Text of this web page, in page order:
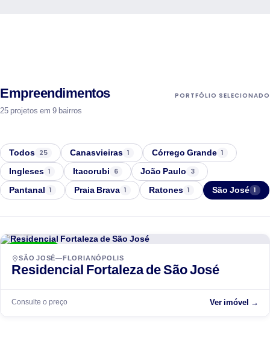
Empreendimentos
25 projetos em 9 bairros
PORTFÓLIO SELECIONADO
Todos 25 Canasvieiras 1 Córrego Grande 1
Ingleses 1 Itacorubi 6 João Paulo 3
Pantanal 1 Praia Brava 1 Ratones 1 São José 1
SÃO JOSÉ—FLORIANÓPOLIS
Residencial Fortaleza de São José
Consulte o preço Ver imóvel →